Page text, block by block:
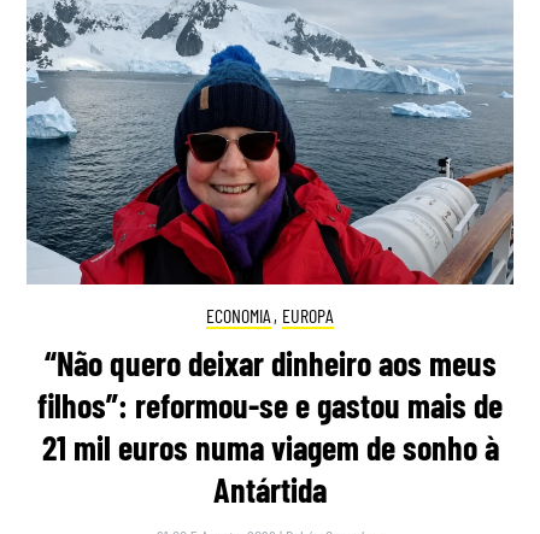
ECONOMIA , EUROPA
“Não quero deixar dinheiro aos meus
filhos”: reformou-se e gastou mais de
21 mil euros numa viagem de sonho à
Antártida